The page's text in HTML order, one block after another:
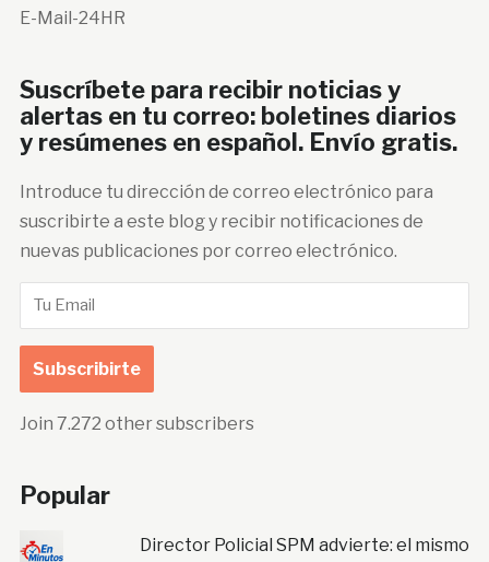
E-Mail-24HR
Suscríbete para recibir noticias y
alertas en tu correo: boletines diarios
y resúmenes en español. Envío gratis.
Introduce tu dirección de correo electrónico para
suscribirte a este blog y recibir notificaciones de
nuevas publicaciones por correo electrónico.
Tu
Email
Subscribirte
Join 7.272 other subscribers
Popular
Director Policial SPM advierte: el mismo